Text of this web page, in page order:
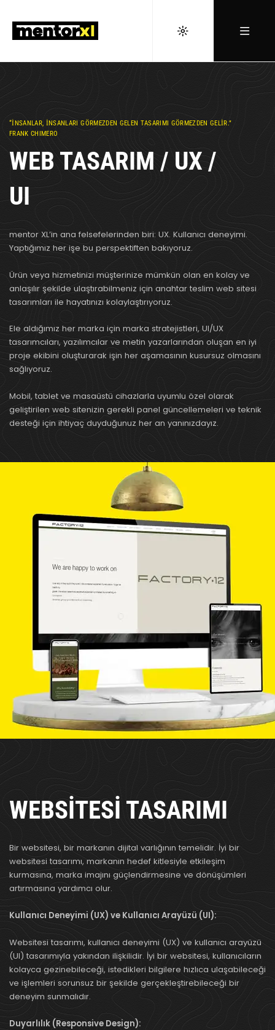
“İNSANLAR, İNSANLARI GÖRMEZDEN GELEN TASARIMI GÖRMEZDEN GELİR.”
FRANK CHIMERO
WEB TASARIM / UX /
UI
mentor XL’in ana felsefelerinden biri: UX. Kullanıcı deneyimi.
Yaptığımız her işe bu perspektiften bakıyoruz.
Ürün veya hizmetinizi müşterinize mümkün olan en kolay ve
anlaşılır şekilde ulaştırabilmeniz için anahtar teslim web sitesi
tasarımları ile hayatınızı kolaylaştırıyoruz.
Ele aldığımız her marka için marka stratejistleri, UI/UX
tasarımcıları, yazılımcılar ve metin yazarlarından oluşan en iyi
proje ekibini oluşturarak işin her aşamasının kusursuz olmasını
sağlıyoruz.
Mobil, tablet ve masaüstü cihazlarla uyumlu özel olarak
geliştirilen web sitenizin gerekli panel güncellemeleri ve teknik
desteği için ihtiyaç duyduğunuz her an yanınızdayız.
WEBSİTESİ TASARIMI
Bir websitesi, bir markanın dijital varlığının temelidir. İyi bir
websitesi tasarımı, markanın hedef kitlesiyle etkileşim
kurmasına, marka imajını güçlendirmesine ve dönüşümleri
artırmasına yardımcı olur.
Kullanıcı Deneyimi (UX) ve Kullanıcı Arayüzü (UI):
Websitesi tasarımı, kullanıcı deneyimi (UX) ve kullanıcı arayüzü
(UI) tasarımıyla yakından ilişkilidir. İyi bir websitesi, kullanıcıların
kolayca gezinebileceği, istedikleri bilgilere hızlıca ulaşabileceği
ve işlemleri sorunsuz bir şekilde gerçekleştirebileceği bir
deneyim sunmalıdır.
Duyarlılık (Responsive Design):